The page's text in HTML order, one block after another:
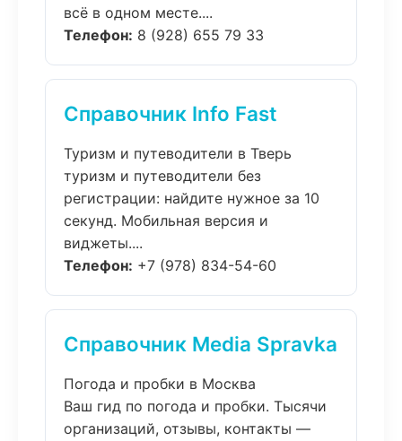
всё в одном месте....
Телефон: 8 (928) 655 79 33
Справочник Info Fast
Туризм и путеводители в Тверь
туризм и путеводители без
регистрации: найдите нужное за 10
секунд. Мобильная версия и
виджеты....
Телефон: +7 (978) 834-54-60
Справочник Media Spravka
Погода и пробки в Москва
Ваш гид по погода и пробки. Тысячи
организаций, отзывы, контакты —